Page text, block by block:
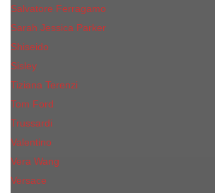
Salvatore Ferragamo
Sarah Jessica Parker
Shiseido
Sisley
Tiziana Terenzi
Tom Ford
Trussardi
Valentino
Vera Wang
Versace